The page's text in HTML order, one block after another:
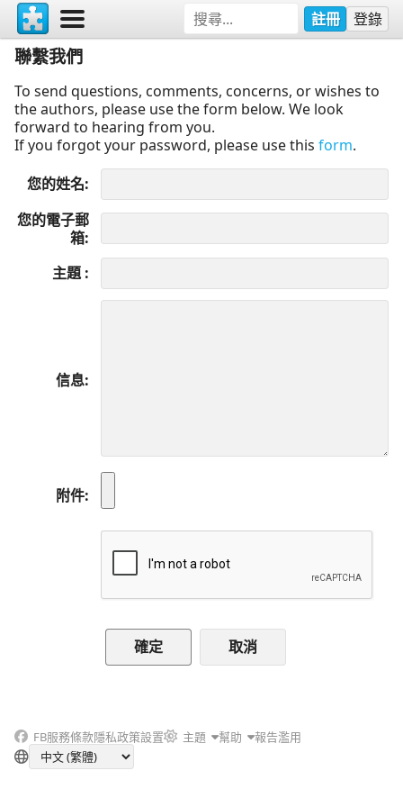
註冊 登錄
聯繫我們
To send questions, comments, concerns, or wishes to
the authors, please use the form below. We look
forward to hearing from you.
If you forgot your password, please use this form.
您的姓名
您的電子郵
箱
主題
信息
附件
取消
FB服務條款隱私政策設置 主題 幫助 報告濫用